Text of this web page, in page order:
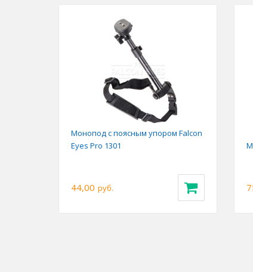
Монопод с поясным упором Falcon
Eyes Pro 1301
44,00 руб.